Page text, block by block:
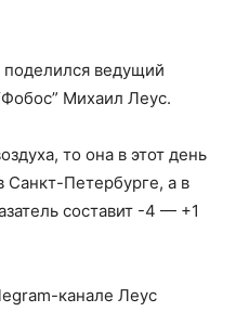
ведущий
Михаил Леус.
то она в этот день
Санкт-Петербурге, а в
составит -4 — +1
канале Леус